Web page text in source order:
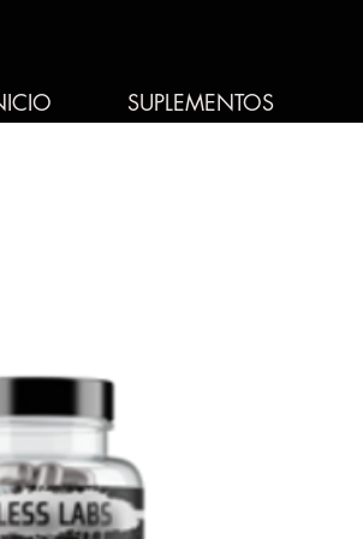
SUPLEMENTOS